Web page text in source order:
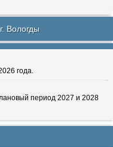
Вологды
года.
период 2027 и 2028